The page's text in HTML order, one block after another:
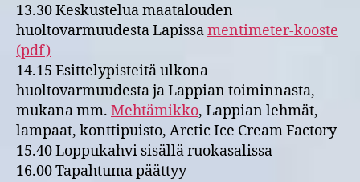
13.30 Keskustelua maatalouden
huoltovarmuudesta Lapissamentimeter-kooste
(pdf)
14.15 Esittelypisteitä ulkona
huoltovarmuudesta ja Lappian toiminnasta,
mukana mm. Mehtämikko, Lappian lehmät,
lampaat, konttipuisto, Arctic Ice Cream Factory
15.40 Loppukahvi sisällä ruokasalissa
16.00 Tapahtuma päättyy